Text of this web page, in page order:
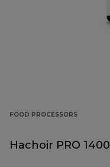
FOOD PROCESSORS
Hachoir PRO 1400